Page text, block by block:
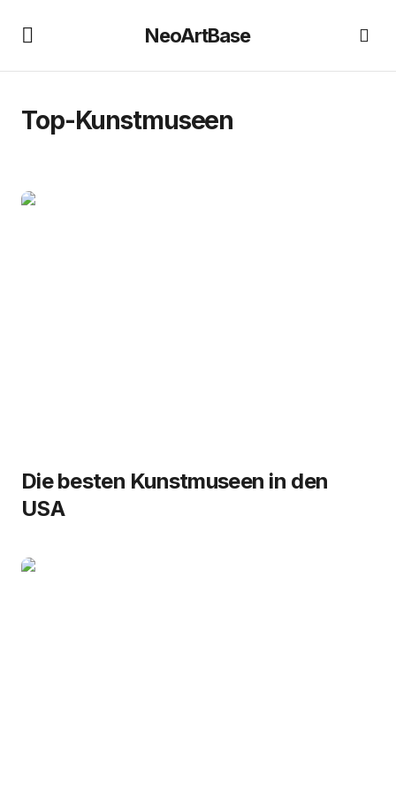
NeoArtBase
Top-Kunstmuseen
Die besten Kunstmuseen in den
USA